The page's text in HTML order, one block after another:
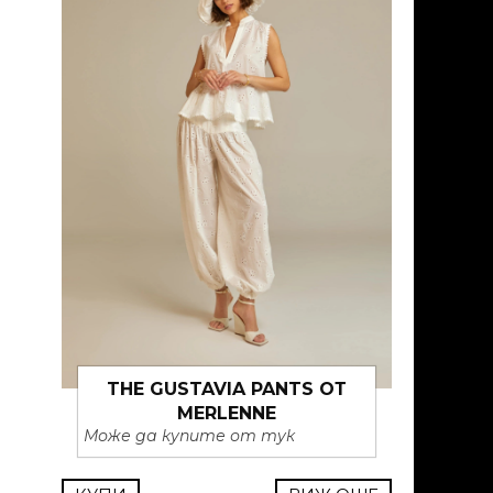
THE GUSTAVIA PANTS ОТ
MERLENNE
Може да купите от тук